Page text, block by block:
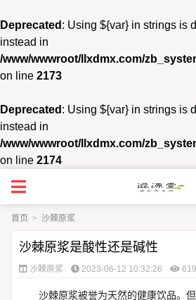
Deprecated : Using ${var} in strings is
instead in
/www/wwwroot/llxdmx.com/
on line 2173
Deprecated : Using ${var} in strings is
instead in
/www/wwwroot/llxdmx.com/
on line 2174
首页 > 沙棘原浆
沙棘原浆是酸性还是碱性
沙棘原浆 2023-06-12 10:32:26
沙棘原浆被誉为天然的健康饮品。